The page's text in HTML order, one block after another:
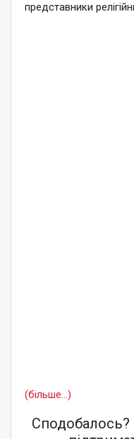
представники
(більше…)